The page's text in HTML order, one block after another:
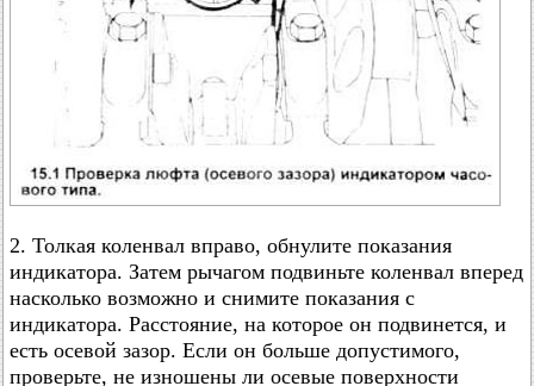
2. Толкая коленвал вправо, обнулите показания
индикатора. Затем рычагом подвиньте коленвал вперед
насколько возможно и снимите показания с
индикатора. Расстояние, на которое он подвинется, и
есть осевой зазор. Если он больше допустимого,
проверьте, не изношены ли осевые поверхности